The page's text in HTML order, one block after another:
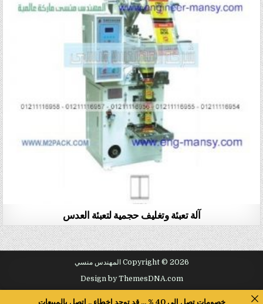
آلة تعبئة وتغليف حجمية لتعبئة العدس
Copyright © 2026 المهندس منسي
Design by ThemesDNA.com
خصومات تصل الى 40 % ... قد توجد اخطاء .. اتصل بالمبيعات